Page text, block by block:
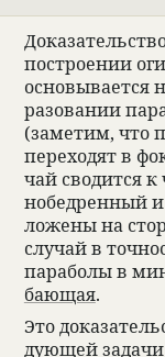
постро­е­нии
осно­вы­ва­ется
ра­зо­ва­нии
(заме­тим, что
пере­хо­дят в
чай сво­дится
но­бед­рен­ный
ложены на
слу­чай в
пара­болы в
бающая.
Это
дующей